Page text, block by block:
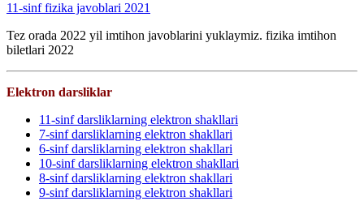
11-sinf fizika javoblari 2021
Tez orada 2022 yil imtihon javoblarini yuklaymiz. fizika imtihon
biletlari 2022
Elektron darsliklar
11-sinf darsliklarning elektron shakllari
7-sinf darsliklarning elektron shakllari
6-sinf darsliklarning elektron shakllari
10-sinf darsliklarning elektron shakllari
8-sinf darsliklarning elektron shakllari
9-sinf darsliklarning elektron shakllari